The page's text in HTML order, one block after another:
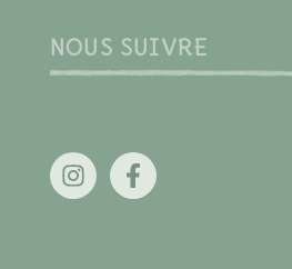
NOUS SUIVRE